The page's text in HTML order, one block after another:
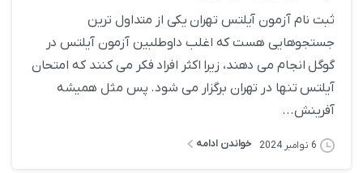
ثبت نام آزمون آیلتس تهران یکی از متداول ترین
جستجوهایی هست که اغلب داوطلبین آزمون آیلتس در
گوگل انجام می دهند، زیرا اکثر افراد فکر می کنند که امتحان
آیلتس تنها در تهران برگزار می شود. پس مثل همیشه
آفرینش...
6 نوامبر 2024 خواندن ادامه